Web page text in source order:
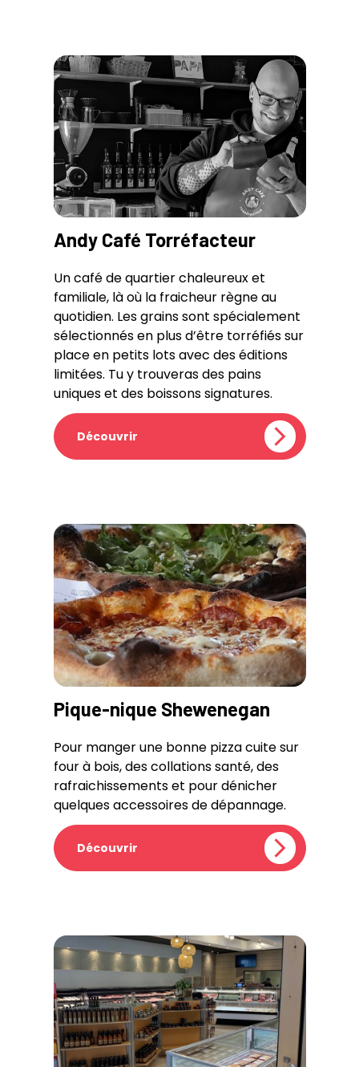
Andy Café Torréfacteur
Un café de quartier chaleureux et
familiale, là où la fraicheur règne au
quotidien. Les grains sont spécialement
sélectionnés en plus d’être torréfiés sur
place en petits lots avec des éditions
limitées. Tu y trouveras des pains
uniques et des boissons signatures.
Découvrir
Pique-nique Shewenegan
Pour manger une bonne pizza cuite sur
four à bois, des collations santé, des
rafraichissements et pour dénicher
quelques accessoires de dépannage.
Découvrir